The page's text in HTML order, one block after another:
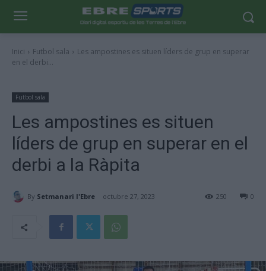
Inici Futbol sala
Les ampostines es situen líders de grup en superar
en el derbi...
Futbol sala
Les ampostines es situen
líders de grup en superar en el
derbi a la Ràpita
By Setmanari l'Ebre octubre 27, 2023 0
250